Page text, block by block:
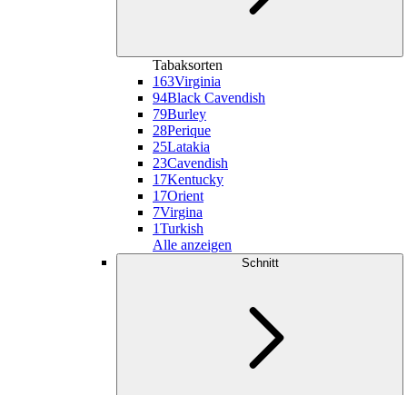
Tabaksorten
163Virginia
94Black Cavendish
79Burley
28Perique
25Latakia
23Cavendish
17Kentucky
17Orient
7Virgina
1Turkish
Alle anzeigen
Schnitt